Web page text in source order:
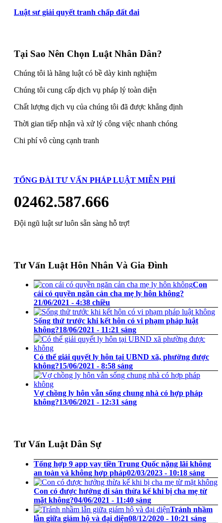
Luật sư giải quyết tranh chấp đất đai
Tại Sao Nên Chọn Luật Nhân Dân?
Chúng tôi là hãng luật có bề dày kinh nghiệm
Chúng tôi cung cấp dịch vụ pháp lý toàn diện
Chất lượng dịch vụ của chúng tôi đã được khẳng định
Thời gian tiếp nhận và xử lý công việc nhanh chóng
Chi phí vô cùng cạnh tranh
TỔNG ĐÀI TƯ VẤN PHÁP LUẬT MIỄN PHÍ
02462.587.666
Đội ngũ luật sư luôn sẵn sàng hỗ trợ!
Tư Vấn Luật Hôn Nhân Và Gia Đình
Con
cái có quyền ngăn cản cha mẹ ly hôn không?
21/06/2021 - 4:38 chiều
Sống thử trước khi kết hôn có vi phạm pháp luật
không?18/06/2021 - 11:21 sáng
Có thể giải quyết ly hôn tại UBND xã, phường được
không?15/06/2021 - 8:58 sáng
Vợ chồng ly hôn vẫn sống chung nhà có hợp pháp
không?13/06/2021 - 12:31 sáng
Tư Vấn Luật Dân Sự
Tổng hợp 9 app vay tiền Trung Quốc nặng lãi không
an toàn và không hợp pháp02/03/2023 - 10:18 sáng
Con có được hưởng di sản thừa kế khi bị cha mẹ từ
mặt không?04/06/2021 - 11:40 sáng
Tránh nhầm
lẫn giữa giám hộ và đại diện08/12/2020 - 10:21 sáng